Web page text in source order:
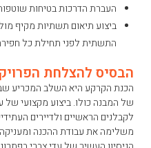
העברת הדרכות בטיחות
ביצוע תיאום תשתיות מקיף
התשתית לפני תחילת כל
הבסיס להצלחת
הכנת הקרקע היא השלב המכריע
של המבנה כולו. ביצוע מקצועי
לקבלנים הראשיים ולדיירים
משלימה את עבודת ההכנה